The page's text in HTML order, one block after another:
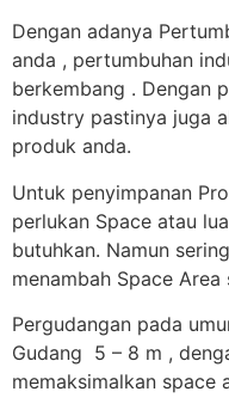
Dengan adanya
anda , pertumbuhan
berkembang . Dengan
industry pastinya juga
produk anda.
Untuk penyimpanan
perlukan Space atau
butuhkan. Namun
menambah Space Area
Pergudangan pada
Gudang 5 – 8 m ,
memaksimalkan space